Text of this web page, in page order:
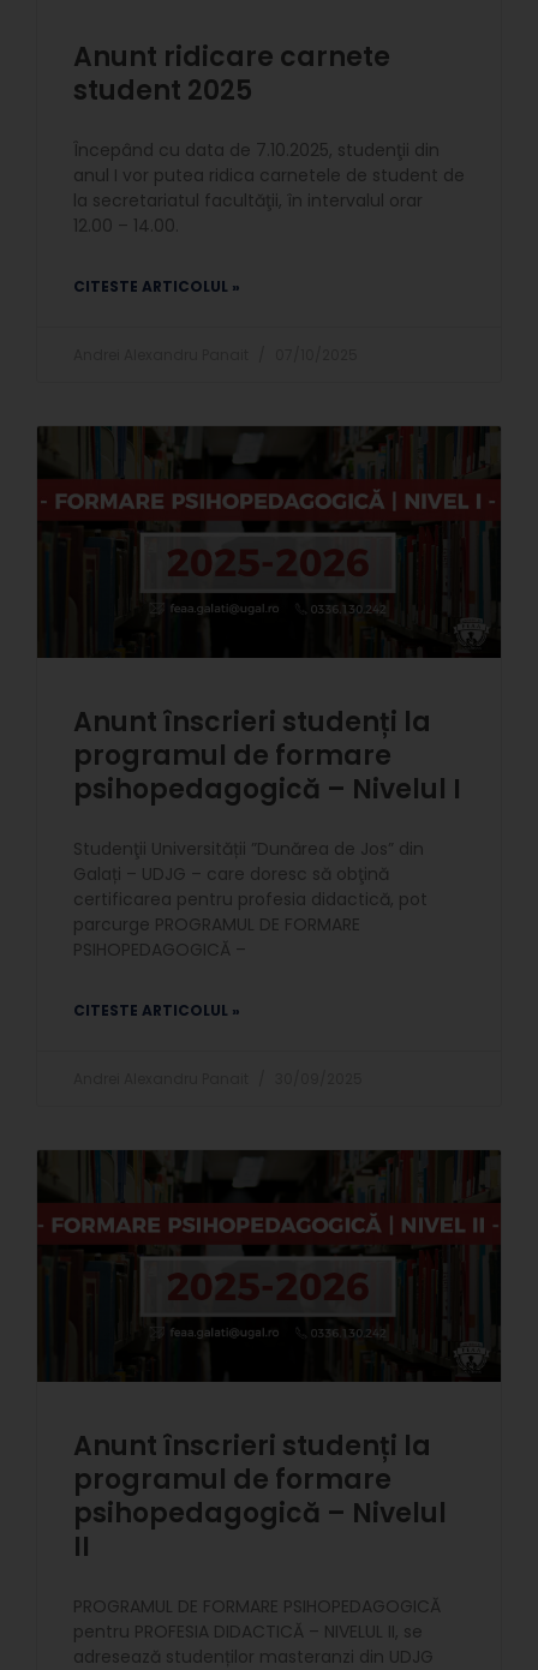
Anunt ridicare carnete
student 2025
Începând cu data de 7.10.2025, studenţii din
anul I vor putea ridica carnetele de student de
la secretariatul facultăţii, în intervalul orar
12.00 – 14.00.
CITESTE ARTICOLUL »
Anunt înscrieri studenți la
programul de formare
psihopedagogică – Nivelul I
Studenţii Universității ”Dunărea de Jos” din
Galați – UDJG – care doresc să obţină
certificarea pentru profesia didactică, pot
parcurge PROGRAMUL DE FORMARE
PSIHOPEDAGOGICĂ –
CITESTE ARTICOLUL »
Anunt înscrieri studenți la
programul de formare
psihopedagogică – Nivelul
II
PROGRAMUL DE FORMARE PSIHOPEDAGOGICĂ
pentru PROFESIA DIDACTICĂ – NIVELUL II, se
adresează studenților masteranzi din UDJG